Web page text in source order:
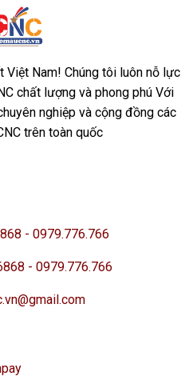
Việt Nam! Chúng tôi luôn nỗ lực
chất lượng và phong phú Với
nghiệp và cộng đồng các
trên toàn quốc
- 0979.776.766
- 0979.776.766